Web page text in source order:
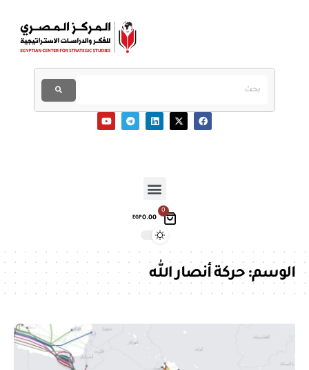
0
EGP0.00
الوسم:حركة أنصار الله